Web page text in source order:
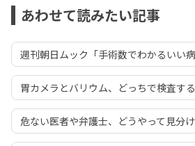
あわせて読みたい記事
週刊朝日ムック「手術数でわかるいい
胃カメラとバリウム、どっちで検査す
危ない医者や弁護士、どうやって見分